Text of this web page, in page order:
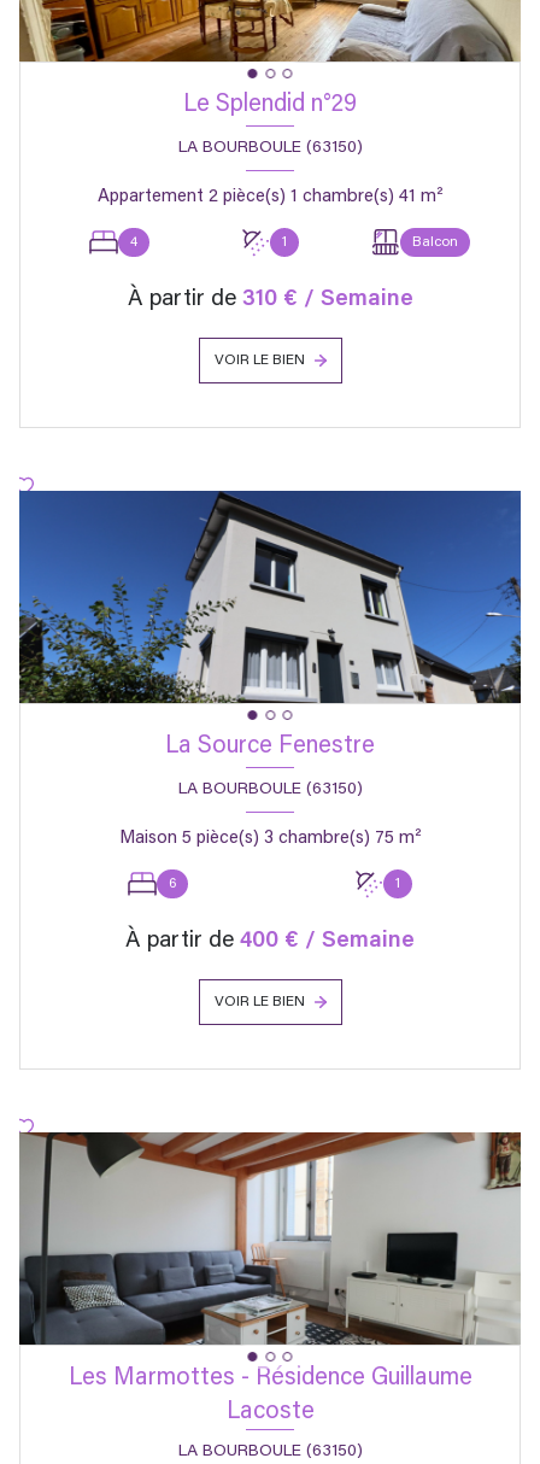
Le Splendid n°29
LA BOURBOULE (63150)
Appartement 2 pièce(s) 1 chambre(s) 41 m²
4 1 Balcon
À partir de310 € / Semaine
VOIR LE BIEN
La Source Fenestre
LA BOURBOULE (63150)
Maison 5 pièce(s) 3 chambre(s) 75 m²
6 1
À partir de 400 € / Semaine
VOIR LE BIEN
Les Marmottes - Résidence Guillaume
Lacoste
LA BOURBOULE (63150)